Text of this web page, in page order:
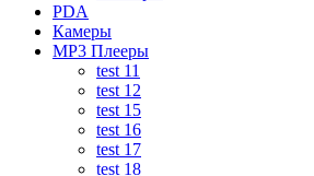
PDA
Камеры
MP3 Плееры
test 11
test 12
test 15
test 16
test 17
test 18